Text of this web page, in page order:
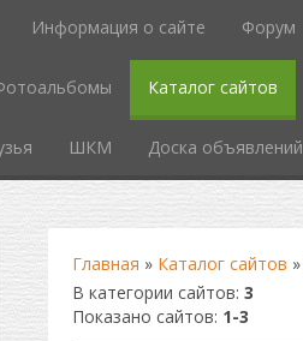
Информация о сайте Форум
Каталог сайтов
ШКМ Доска объявлений
Главная » Каталог сайтов »
В категории сайтов: 3
Показано сайтов: 1-3